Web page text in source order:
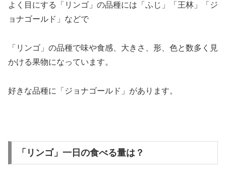
よく目にする「リンゴ」の品種には「ふじ」「王林」「ジ
ョナゴールド」などで
「リンゴ」の品種で味や食感、大きさ、形、色と数多く見
かける果物になっています。
好きな品種に「ジョナゴールド」があります。
「リンゴ」一日の食べる量は？